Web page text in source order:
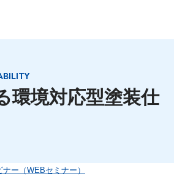
環境対応型塗装仕
ナー（WEBセミナー）